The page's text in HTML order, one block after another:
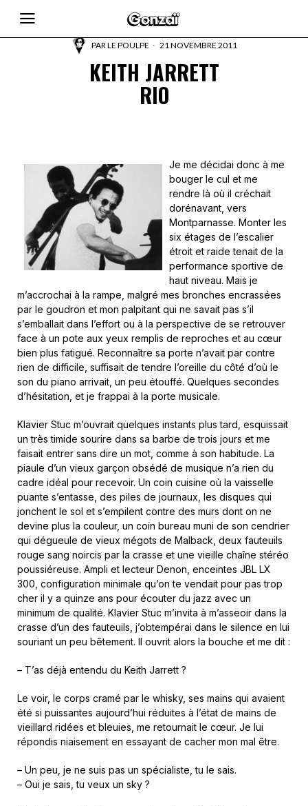
PARLE POULPE 21 NOVEMBRE 2011
KEITH JARRETT
RIO
Je me décidai donc à me
bouger le cul et me
rendre là où il créchait
dorénavant, vers
Montparnasse. Monter les
six étages de l’escalier
étroit et raide tenait de la
performance sportive de
haut niveau. Mais je
m’accrochai à la rampe, malgré mes bronches encrassées
par le goudron et mon palpitant qui ne savait pas s’il
s’emballait dans l’effort ou à la perspective de se retrouver
face à un pote aux yeux remplis de reproches et au cœur
bien plus fatigué. Reconnaître sa porte n’avait par contre
rien de difficile, suffisait de tendre l’oreille du côté d’où le
son du piano arrivait, un peu étouffé. Quelques secondes
d’hésitation, et je frappai à la porte musicale.
Klavier Stuc m’ouvrait quelques instants plus tard, esquissait
un très timide sourire dans sa barbe de trois jours et me
faisait entrer sans dire un mot, comme à son habitude. La
piaule d’un vieux garçon obsédé de musique n’a rien du
cadre idéal pour recevoir. Un coin cuisine où la vaisselle
puante s’entasse, des piles de journaux, les disques qui
jonchent le sol et s’empilent contre des murs dont on ne
devine plus la couleur, un coin bureau muni de son cendrier
qui dégueule de vieux mégots de Malback, deux fauteuils
rouge sang noircis par la crasse et une vieille chaîne stéréo
poussiéreuse. Ampli et lecteur Denon, enceintes JBL LX
300, configuration minimale qu’on te vendait pour pas trop
cher il y a quinze ans pour écouter du jazz avec un
minimum de qualité. Klavier Stuc m’invita à m’asseoir dans la
crasse d’un des fauteuils, j’obtempérai dans le silence en lui
souriant un peu bêtement. Il ouvrit alors la bouche et me dit :
– T’as déjà entendu du Keith Jarrett ?
Le voir, le corps cramé par le whisky, ses mains qui avaient
été si puissantes aujourd’hui réduites à l’état de mains de
vieillard ridées et bleuies, me retournait le cœur. Je lui
répondis niaisement en essayant de cacher mon mal être.
– Un peu, je ne suis pas un spécialiste, tu le sais.
– Oui je sais, tu veux un sky ?